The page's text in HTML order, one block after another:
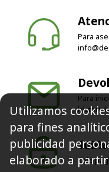
Para
Para
historial
Solo
Utilizamos
para fines
publicidad
elaborado a